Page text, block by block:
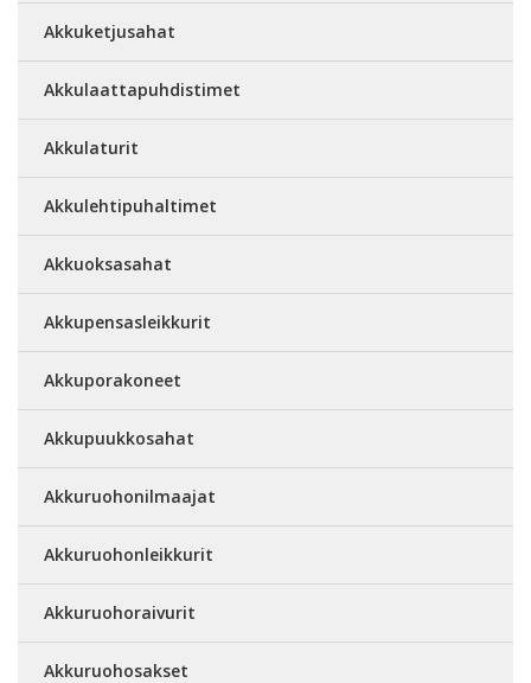
Akkuketjusahat
Akkulaattapuhdistimet
Akkulaturit
Akkulehtipuhaltimet
Akkuoksasahat
Akkupensasleikkurit
Akkuporakoneet
Akkupuukkosahat
Akkuruohonilmaajat
Akkuruohonleikkurit
Akkuruohoraivurit
Akkuruohosakset